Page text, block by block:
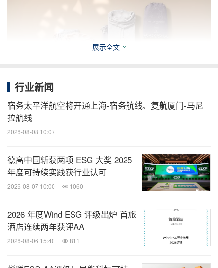
阿联酋航空头等舱及商务舱提供的睡衣、拖鞋及眼罩
采用轻盈透气的莫代尔面料制成，其原材料来源于经
续发展理念。
展示全文
行业新闻
宿务太平洋航空将开通上海-宿务航线、复航厦门-马尼
拉航线
2026-08-08 10:07
德高中国斩获两项 ESG 大奖 2025
年度可持续实践获行业认可
2026-08-07 10:00 1060
2026 年度Wind ESG 评级出炉 首旅
酒店连续两年获评AA
2026-08-06 15:40 811